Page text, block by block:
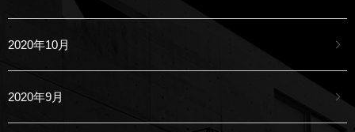
2020年10月
2020年9月